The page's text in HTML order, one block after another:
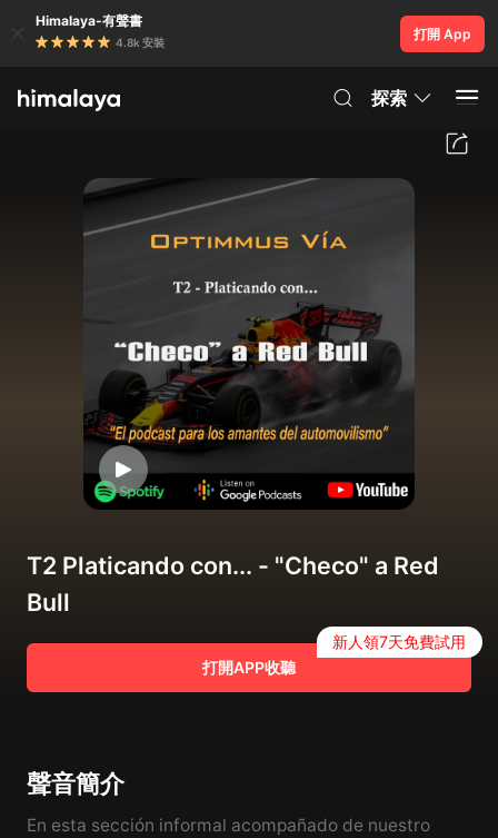
Himalaya-有聲書
4.8k 安裝
打開 App
探索
T2 Platicando con... - "Checo" a Red
Bull
打開APP收聽
新人領7天免費試用
聲音簡介
En esta sección informal acompañado de nuestro